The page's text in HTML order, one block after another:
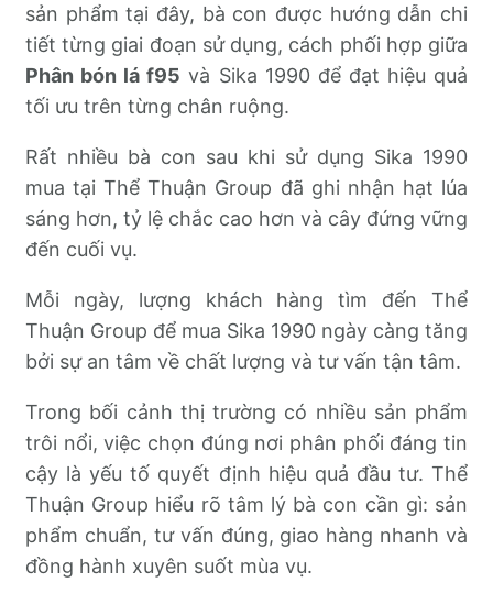
sản phẩm tại đây, bà con được hướng dẫn chi
tiết từng giai đoạn sử dụng, cách phối hợp giữa
Phân bón lá f95 và Sika 1990 để đạt hiệu quả
tối ưu trên từng chân ruộng.
Rất nhiều bà con sau khi sử dụng Sika 1990
mua tại Thể Thuận Group đã ghi nhận hạt lúa
sáng hơn, tỷ lệ chắc cao hơn và cây đứng vững
đến cuối vụ.
Mỗi ngày, lượng khách hàng tìm đến Thể
Thuận Group để mua Sika 1990 ngày càng tăng
bởi sự an tâm về chất lượng và tư vấn tận tâm.
Trong bối cảnh thị trường có nhiều sản phẩm
trôi nổi, việc chọn đúng nơi phân phối đáng tin
cậy là yếu tố quyết định hiệu quả đầu tư. Thể
Thuận Group hiểu rõ tâm lý bà con cần gì: sản
phẩm chuẩn, tư vấn đúng, giao hàng nhanh và
đồng hành xuyên suốt mùa vụ.